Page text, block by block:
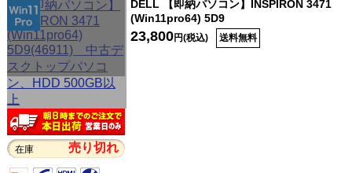
在庫 売り切れ
DELL 【即納パソコン】INSPIRON 3471
(Win11pro64) 5D9
23,800円(税込) 送料無料